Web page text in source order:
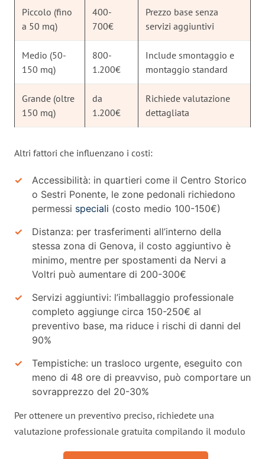
Piccolo (fino
a 50 mq)
400-
700€
Prezzo base senza
servizi aggiuntivi
Medio (50-
150 mq)
800-
1.200€
Include smontaggio e
montaggio standard
Grande (oltre
150 mq)
da
1.200€
Richiede valutazione
dettagliata
Altri fattori che influenzano i costi:
Accessibilità: in quartieri come il Centro Storico
o Sestri Ponente, le zone pedonali richiedono
permessi speciali (costo medio 100-150€)
Distanza: per trasferimenti all’interno della
stessa zona di Genova, il costo aggiuntivo è
minimo, mentre per spostamenti da Nervi a
Voltri può aumentare di 200-300€
Servizi aggiuntivi: l’imballaggio professionale
completo aggiunge circa 150-250€ al
preventivo base, ma riduce i rischi di danni del
90%
Tempistiche: un trasloco urgente, eseguito con
meno di 48 ore di preavviso, può comportare un
sovrapprezzo del 20-30%
Per ottenere un preventivo preciso, richiedete una
valutazione professionale gratuita compilando il modulo